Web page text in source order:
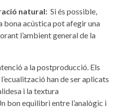
‍natural: ⁢ Si ⁤és possible,
‌bona acústica ‌pot afegir una
l’ambient general de la
⁤a la postproducció. ​Els
⁢han de ser aplicats
i la textura⁢
‍bon equilibri entre l’analògic i